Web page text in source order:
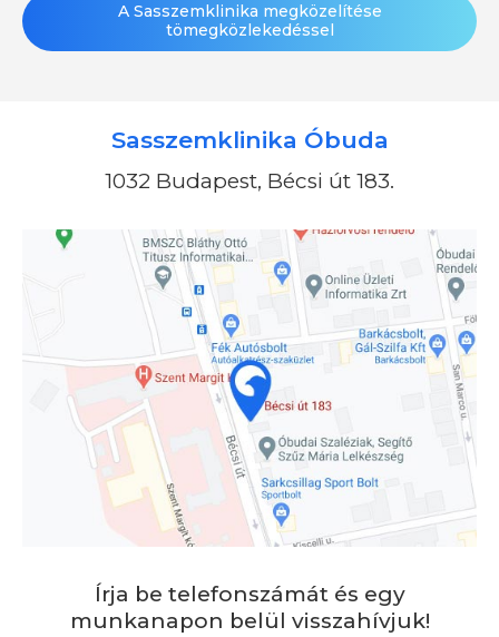
A Sasszemklinika megközelítése
tömegközlekedéssel
Sasszemklinika Óbuda
1032 Budapest, Bécsi út 183.
Írja be telefonszámát és egy
munkanapon belül visszahívjuk!